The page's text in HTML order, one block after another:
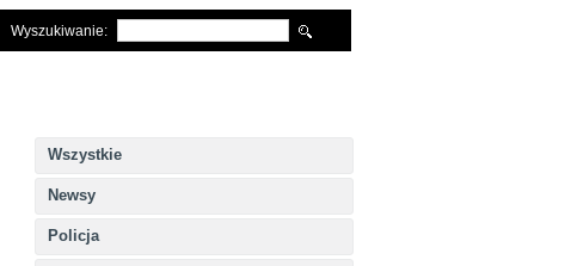
Wyszukiwanie:
Wszystkie
Newsy
Policja